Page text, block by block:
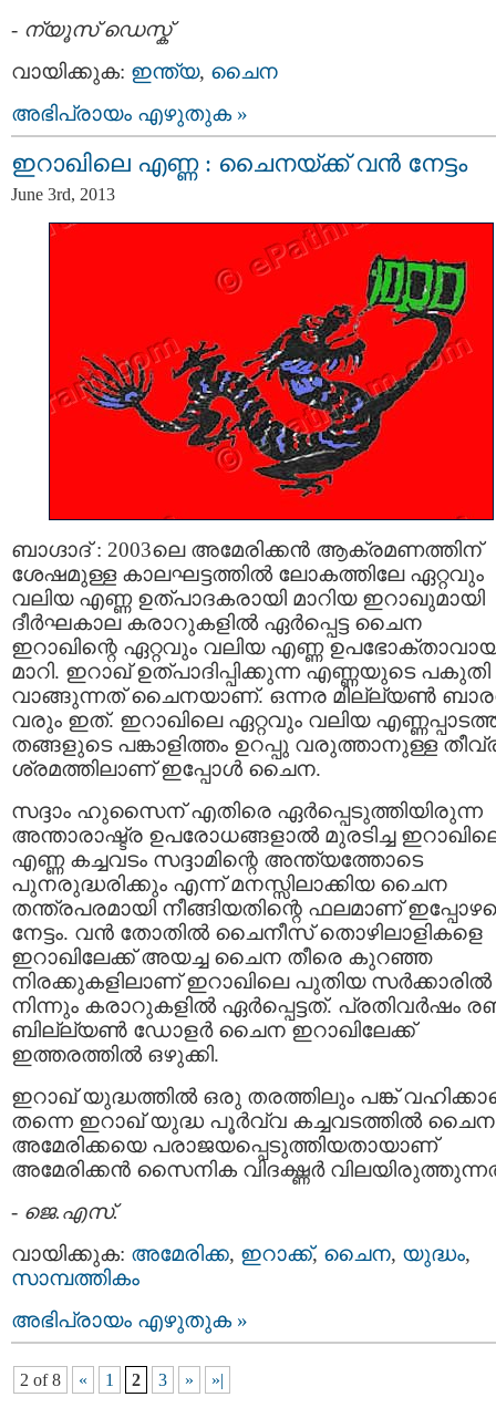
- ന്യൂസ് ഡെസ്ക്
വായിക്കുക: ഇന്ത്യ, ചൈന
അഭിപ്രായം എഴുതുക »
ഇറാഖിലെ എണ്ണ : ചൈനയ്ക്ക് വൻ നേട്ടം
June 3rd, 2013
ബാഗ്ദാദ് : 2003ലെ അമേരിക്കൻ ആക്രമണത്തിന്
ശേഷമുള്ള കാലഘട്ടത്തിൽ ലോകത്തിലേ ഏറ്റവും
വലിയ എണ്ണ ഉത്പാദകരായി മാറിയ ഇറാഖുമായി
ദീർഘകാല കരാറുകളിൽ ഏർപ്പെട്ട ചൈന
ഇറാഖിന്റെ ഏറ്റവും വലിയ എണ്ണ
മാറി. ഇറാഖ് ഉത്പാദിപ്പിക്കുന്ന എണ്ണയുടെ പകുതി
വാങ്ങുന്നത് ചൈനയാണ്. ഒന്നര മില്ല്യൺ
വരും ഇത്. ഇറാഖിലെ ഏറ്റവും വലിയ
തങ്ങളുടെ പങ്കാളിത്തം ഉറപ്പു വരുത്താനുള്ള
ശ്രമത്തിലാണ് ഇപ്പോൾ ചൈന.
സദ്ദാം ഹുസൈന് എതിരെ ഏർപ്പെടുത്തിയിരുന്ന
അന്താരാഷ്ട്ര ഉപരോധങ്ങളാൽ മുരടിച്ച
എണ്ണ കച്ചവടം സദ്ദാമിന്റെ അന്ത്യത്തോടെ
പുനരുദ്ധരിക്കും എന്ന് മനസ്സിലാക്കിയ ചൈന
തന്ത്രപരമായി നീങ്ങിയതിന്റെ ഫലമാണ്
നേട്ടം. വൻ തോതിൽ ചൈനീസ് തൊഴിലാളികളെ
ഇറാഖിലേക്ക് അയച്ച ചൈന തീരെ കുറഞ്ഞ
നിരക്കുകളിലാണ് ഇറാഖിലെ പുതിയ സർക്കാരിൽ
നിന്നും കരാറുകളിൽ ഏർപ്പെട്ടത്. പ്രതിവർഷം
ബില്ല്യൺ ഡോളർ ചൈന ഇറാഖിലേക്ക്
ഇത്തരത്തിൽ ഒഴുക്കി.
ഇറാഖ് യുദ്ധത്തിൽ ഒരു തരത്തിലും പങ്ക്‍
തന്നെ ഇറാഖ് യുദ്ധ പൂർവ്വ കച്ചവടത്തിൽ ചൈന
അമേരിക്കയെ പരാജയപ്പെടുത്തിയതായാണ്
അമേരിക്കൻ സൈനിക വിദഗ്ദ്ധർ
- ജെ.എസ്.
വായിക്കുക: അമേരിക്ക, ഇറാക്ക്, ചൈന, യുദ്ധം,
സാമ്പത്തികം
അഭിപ്രായം എഴുതുക »
2 of 8 « 1 2 3 » »|